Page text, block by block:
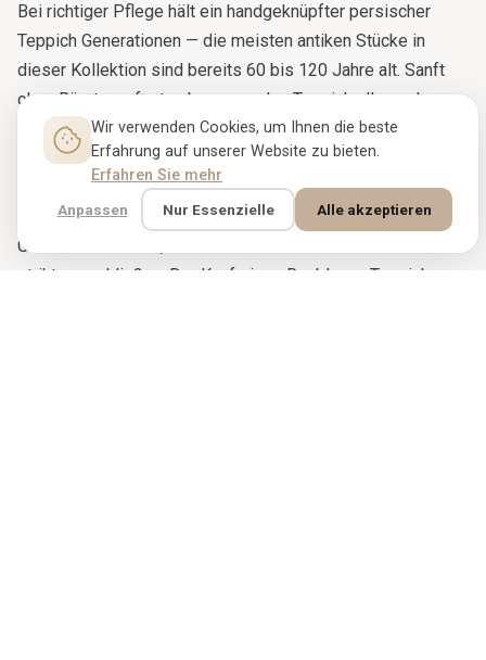
Bei richtiger Pflege hält ein handgeknüpfter persischer
Teppich Generationen — die meisten antiken Stücke in
dieser Kollektion sind bereits 60 bis 120 Jahre alt. Sanft
ohne Bürstenaufsatz absaugen, den Teppich alle sechs
Monate drehen, ihn vor längerer direkter
Sonneneinstrahlung schützen und alle fünf bis sieben Jahre
professionell reinigen lassen. Jedes Stück bei Rugbloom
stammt direkt aus Familienwerkstätten und
Genossenschaften, die faire Löhne zahlen und Kinderarbeit
strikt ausschließen. Der Kauf eines Rugbloom-Teppichs
Wir verwenden Cookies, um Ihnen die beste
Erfahrung auf unserer Website zu bieten.
Erfahren Sie mehr
Anpassen Nur Essenzielle Alle akzeptieren